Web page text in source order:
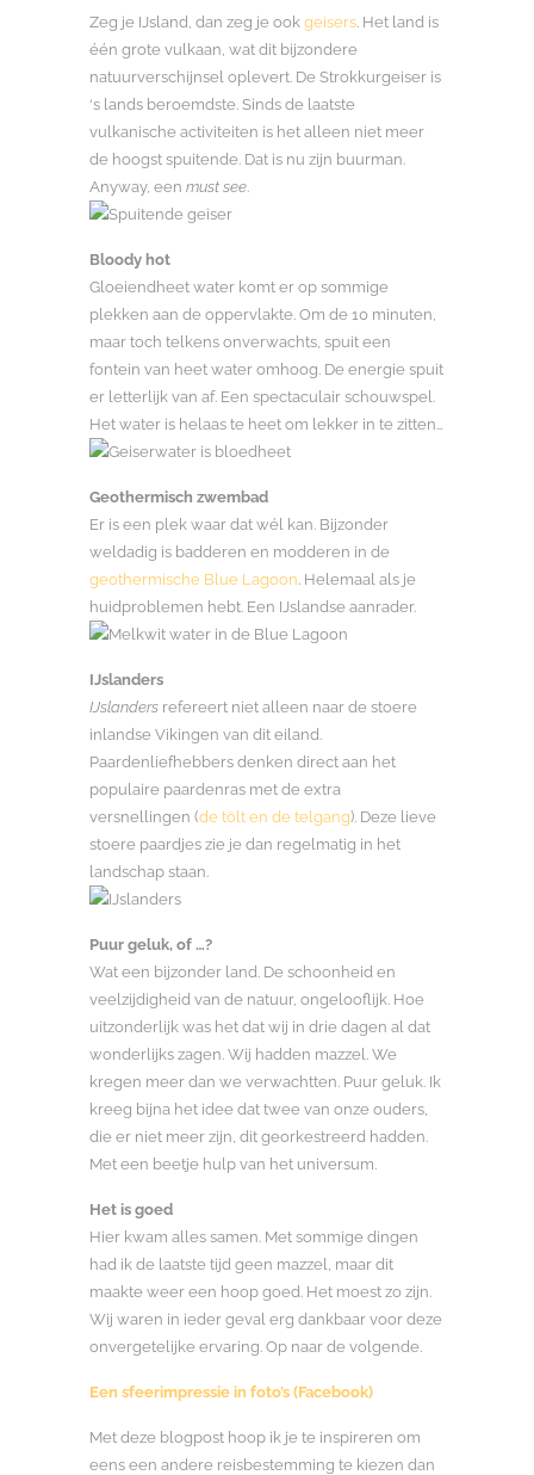
Zeg je IJsland, dan zeg je ook geisers. Het land is
één grote vulkaan, wat dit bijzondere
natuurverschijnsel oplevert. De Strokkurgeiser is
‘s lands beroemdste. Sinds de laatste
vulkanische activiteiten is het alleen niet meer
de hoogst spuitende. Dat is nu zijn buurman.
Anyway, een must see.
Bloody hot
Gloeiendheet water komt er op sommige
plekken aan de oppervlakte. Om de 10 minuten,
maar toch telkens onverwachts, spuit een
fontein van heet water omhoog. De energie spuit
er letterlijk van af. Een spectaculair schouwspel.
Het water is helaas te heet om lekker in te zitten…
Geothermisch zwembad
Er is een plek waar dat wél kan. Bijzonder
weldadig is badderen en modderen in de
geothermische Blue Lagoon. Helemaal als je
huidproblemen hebt. Een IJslandse aanrader.
IJslanders
IJslanders refereert niet alleen naar de stoere
inlandse Vikingen van dit eiland.
Paardenliefhebbers denken direct aan het
populaire paardenras met de extra
versnellingen (de tölt en de telgang). Deze lieve
stoere paardjes zie je dan regelmatig in het
landschap staan.
Puur geluk, of …?
Wat een bijzonder land. De schoonheid en
veelzijdigheid van de natuur, ongelooflijk. Hoe
uitzonderlijk was het dat wij in drie dagen al dat
wonderlijks zagen. Wij hadden mazzel. We
kregen meer dan we verwachtten. Puur geluk. Ik
kreeg bijna het idee dat twee van onze ouders,
die er niet meer zijn, dit georkestreerd hadden.
Met een beetje hulp van het universum.
Het is goed
Hier kwam alles samen. Met sommige dingen
had ik de laatste tijd geen mazzel, maar dit
maakte weer een hoop goed. Het moest zo zijn.
Wij waren in ieder geval erg dankbaar voor deze
onvergetelijke ervaring. Op naar de volgende.
Een sfeerimpressie in foto’s (Facebook)
Met deze blogpost hoop ik je te inspireren om
eens een andere reisbestemming te kiezen dan